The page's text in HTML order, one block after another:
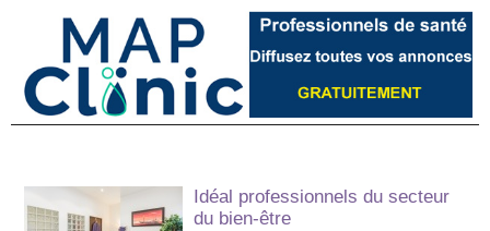
Idéal professionnels du secteur
du bien-être